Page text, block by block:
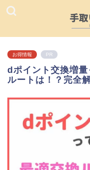
お得情報 PR
dポイント交換増
ルートは！？完全